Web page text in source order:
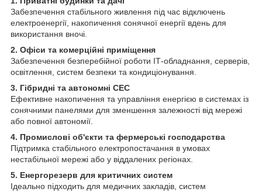
Забезпечення стабільного живлення під час відключень
електроенергії, накопичення сонячної енергії вдень для
використання вночі.
2. Офіси та комерційні приміщення
Забезпечення безперебійної роботи ІТ-обладнання, серверів,
освітлення, систем безпеки та кондиціонування.
3. Гібридні та автономні СЕС
Ефективне накопичення та управління енергією в системах із
сонячними панелями для зменшення залежності від мережі
або повної автономії.
4. Промислові об'єкти та фермерські господарства
Підтримка стабільного електропостачання в умовах
нестабільної мережі або у віддалених регіонах.
5. Енергорезерв для критичних систем
Ідеально підходить для медичних закладів, систем